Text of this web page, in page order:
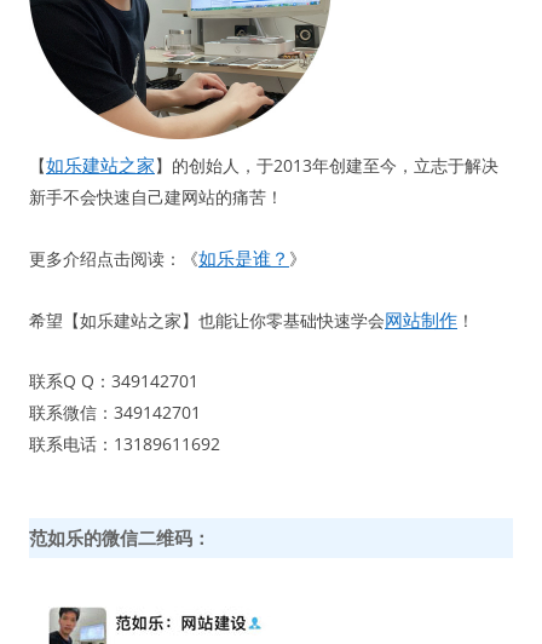
【如乐建站之家】的创始人，于2013年创建至今，立志于解决
新手不会快速自己建网站的痛苦！
更多介绍点击阅读：《如乐是谁？ 》
希望【如乐建站之家】也能让你零基础快速学会网站制作 ！
联系Q Q：349142701
联系微信：349142701
联系电话：13189611692
范如乐的微信二维码：